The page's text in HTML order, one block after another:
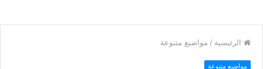
الرئيسية / مواضيع متنوعة
مواضيع متنوعة